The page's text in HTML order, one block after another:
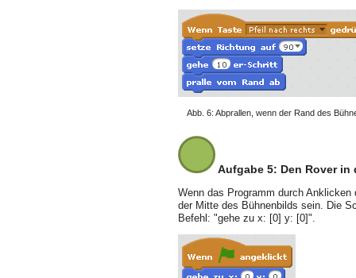
Abb. 6: Abprallen, wenn der Rand des
Aufgabe 5: Den Rover in
Wenn das Programm durch
der Mitte des Bühnenbilds sein. Die
Befehl: "gehe zu x: [0] y: [0]".